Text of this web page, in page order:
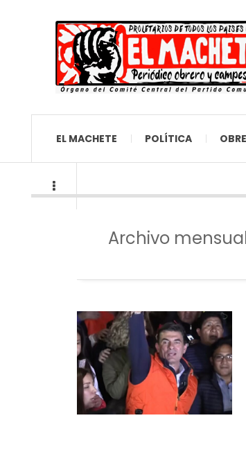
EL MACHETE POLÍTICA
Archivo